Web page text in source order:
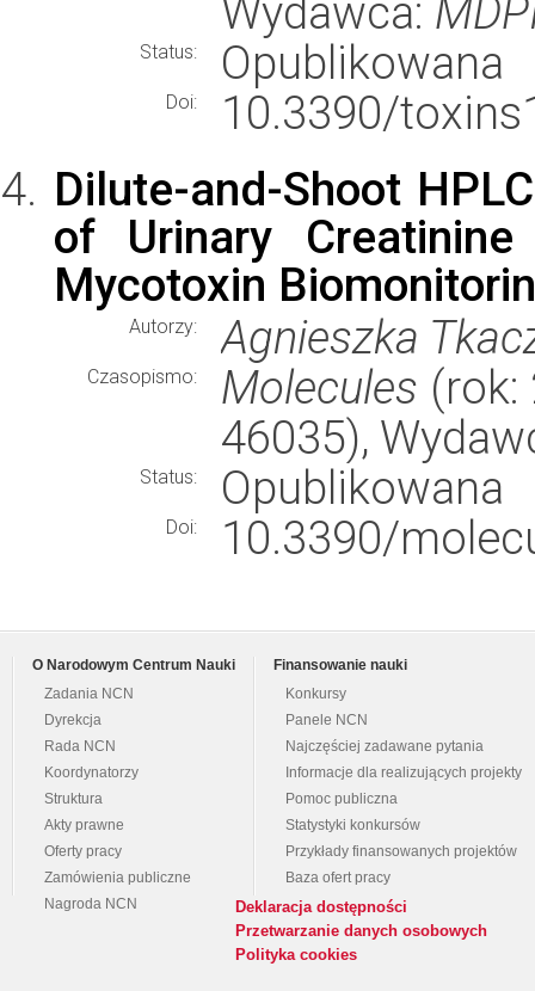
Wydawca:
Status: Opublikowana
Doi:
10.3390/
Dilute-and-Shoot
of Urinary
Mycotoxin
Autorzy: Agnieszka
Czasopismo: Molecules (rok:
46035),
Status: Opublikowana
Doi: 10.3390/
O Narodowym Centrum Nauki
Zadania NCN
Dyrekcja
Rada NCN
Koordynatorzy
Struktura
Akty prawne
Oferty pracy
Zamówienia publiczne
Nagroda NCN
Finansowanie nauki
Konkursy
Panele NCN
Najczęściej zadawane pytania
Informacje dla realizujących projekty
Pomoc publiczna
Statystyki konkursów
Przykłady finansowanych projektów
Baza ofert pracy
Deklaracja dostępności
Przetwarzanie danych osobowych
Polityka cookies